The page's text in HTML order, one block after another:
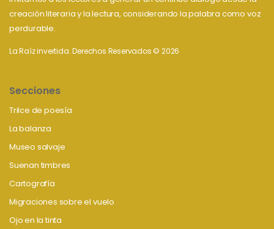
creación literaria y la lectura, considerando la palabra como voz
perdurable.
La Raíz invertida. Derechos Reservados © 2026
Secciones
Trilce de poesía
La balanza
Museo salvaje
Suenan timbres
Cartografía
Migraciones sobre el vuelo
Ojo en la tinta